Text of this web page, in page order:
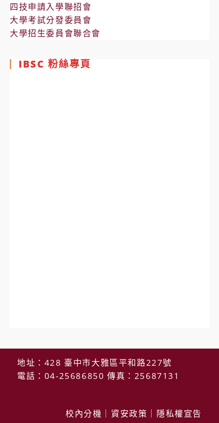
四技申請入學聯招會
大學考試分發委員會
大學招生委員會聯合會
IBSC 粉絲專頁
地址：428 臺中市大雅區平和路227號
電話：04-25686850 傳真：25687131
校內分機 資安政策 隱私權宣告